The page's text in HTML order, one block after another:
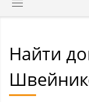
Квартиры
Комнаты/секции
Найти